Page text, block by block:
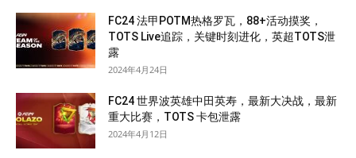
FC24 法甲POTM热格罗瓦，88+活动摸奖，
TOTS Live追踪，关键时刻进化，英超TOTS泄
露
2024年4月24日
FC24 世界波英雄中田英寿，最新大决战，最新
重大比赛，TOTS 卡包泄露
2024年4月12日